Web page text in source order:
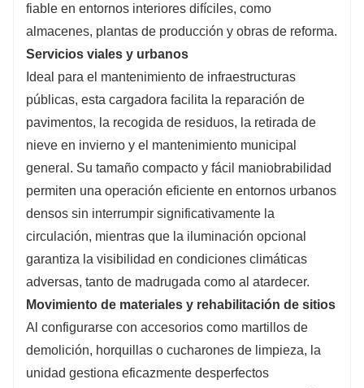
fiable en entornos interiores difíciles, como
almacenes, plantas de producción y obras de reforma.
Servicios viales y urbanos
Ideal para el mantenimiento de infraestructuras
públicas, esta cargadora facilita la reparación de
pavimentos, la recogida de residuos, la retirada de
nieve en invierno y el mantenimiento municipal
general. Su tamaño compacto y fácil maniobrabilidad
permiten una operación eficiente en entornos urbanos
densos sin interrumpir significativamente la
circulación, mientras que la iluminación opcional
garantiza la visibilidad en condiciones climáticas
adversas, tanto de madrugada como al atardecer.
Movimiento de materiales y rehabilitación de sitios
Al configurarse con accesorios como martillos de
demolición, horquillas o cucharones de limpieza, la
unidad gestiona eficazmente desperfectos